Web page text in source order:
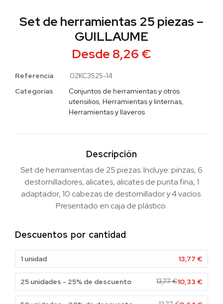
Set de herramientas 25 piezas –
GUILLAUME
Desde 8,26 €
Referencia
02KC3525-14
Categorias
Conjuntos de herramientas y otros
utensilios, Herramientas y linternas,
Herramientas y llaveros
Descripción
Set de herramientas de 25 piezas. Incluye: pinzas, 6
destornilladores, alicates, alicates de punta fina, 1
adaptador, 10 cabezas de destornillador y 4 vacíos.
Presentado en caja de plástico.
Descuentos por cantidad
1 unidad 13,77 €
25 unidades - 25% de descuento 13,77€10,33 €